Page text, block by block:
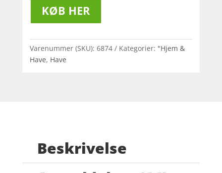
KØB HER
Varenummer (SKU): 6874 Kategorier: "Hjem &
Have, Have
Beskrivelse